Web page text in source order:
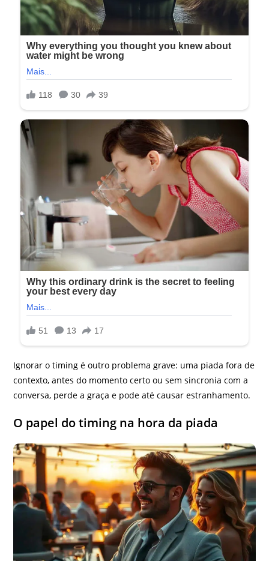
Ignorar o timing é outro problema grave: uma piada fora de
contexto, antes do momento certo ou sem sincronia com a
conversa, perde a graça e pode até causar estranhamento.
O papel do timing na hora da piada